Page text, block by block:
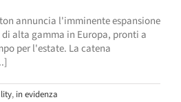
annuncia l'imminente espansione
alta gamma in Europa, pronti a
per l'estate. La catena
, in evidenza